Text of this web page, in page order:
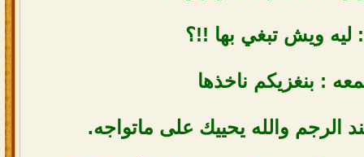
ليه ويش تبغي بها !!؟
: بنغزيكم ناخذها
الرجم والله يحييك على ماتواجه.